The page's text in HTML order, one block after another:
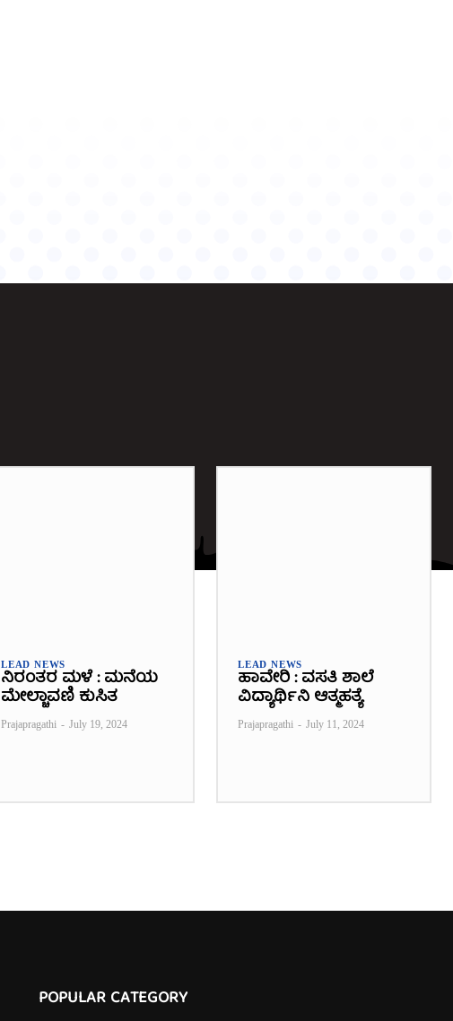
LEAD NEWS
ನಿರಂತರ ಮಳೆ : ಮನೆಯ
ಮೇಲ್ಚಾವಣಿ ಕುಸಿತ
Prajapragathi - July 19, 2024
LEAD NEWS
ಹಾವೇರಿ : ವಸತಿ ಶಾಲೆ
ವಿದ್ಯಾರ್ಥಿನಿ ಆತ್ಮಹತ್ಯೆ
Prajapragathi - July 11, 2024
POPULAR CATEGORY